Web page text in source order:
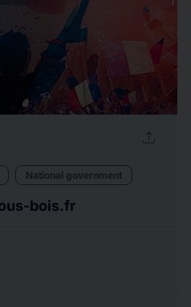
upload
National government
bois.fr